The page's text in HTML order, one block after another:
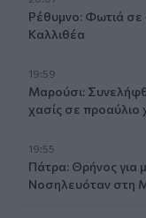
Ρέθυμνο: Φωτιά σε
Καλλιθέα
19:59
Μαρούσι:
χασίς σε προαύλιο
19:55
Πάτρα: Θρήνος για
Νοσηλευόταν στη